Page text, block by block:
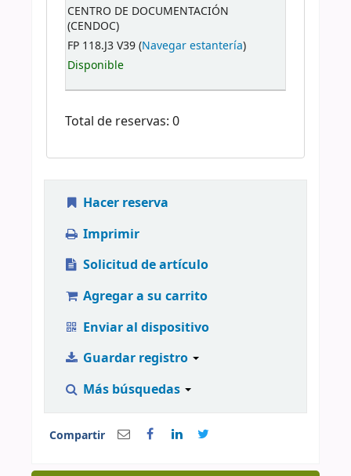
CENTRO DE DOCUMENTACIÓN
(CENDOC)
FP 118.J3 V39 (Navegar estantería)
Disponible
Total de reservas: 0
Hacer reserva
Imprimir
Solicitud de artículo
Agregar a su carrito
Enviar al dispositivo
Guardar registro
Más búsquedas
Compartir